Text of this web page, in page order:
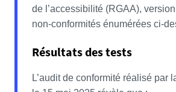
de l’accessibilité (RGAA),
non-conformités énumérées ci-
Résultats des tests
L’audit de conformité réalisé par